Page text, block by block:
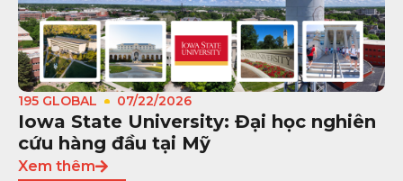
195 GLOBAL 07/22/2026
Iowa State University: Đại học nghiên
cứu hàng đầu tại Mỹ
Xem thêm